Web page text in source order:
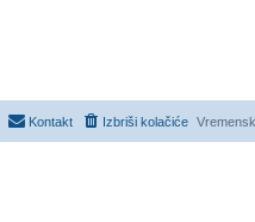
Izbriši kolačiće
Kontakt